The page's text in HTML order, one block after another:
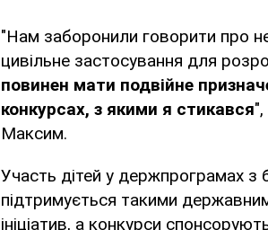
"Нам заборонили говорити про
цивільне застосування для
повинен мати подвійне
конкурсах, з якими я стикався
Максим.
Участь дітей у держпрограмах з
підтримується такими
ініціатив, а конкурси